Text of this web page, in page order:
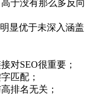
于没有那么多反向
显优于未深入涵盖
对SEO很重要；
匹配；
排名无关；